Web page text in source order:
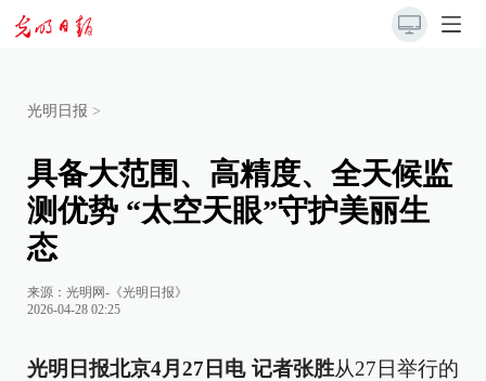
光明日报 >
具备大范围、高精度、全天候监
测优势 “太空天眼”守护美丽生
态
来源： 光明网-《光明日报》
2026-04-28 02:25
光明日报北京4月27日电 记者张胜从27日举行的